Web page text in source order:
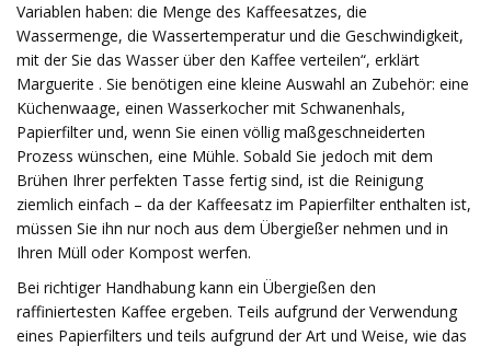
Variablen haben: die Menge des Kaffeesatzes, die
Wassermenge, die Wassertemperatur und die Geschwindigkeit,
mit der Sie das Wasser über den Kaffee verteilen“, erklärt
Marguerite . Sie benötigen eine kleine Auswahl an Zubehör: eine
Küchenwaage, einen Wasserkocher mit Schwanenhals,
Papierfilter und, wenn Sie einen völlig maßgeschneiderten
Prozess wünschen, eine Mühle. Sobald Sie jedoch mit dem
Brühen Ihrer perfekten Tasse fertig sind, ist die Reinigung
ziemlich einfach – da der Kaffeesatz im Papierfilter enthalten ist,
müssen Sie ihn nur noch aus dem Übergießer nehmen und in
Ihren Müll oder Kompost werfen.
Bei richtiger Handhabung kann ein Übergießen den
raffiniertesten Kaffee ergeben. Teils aufgrund der Verwendung
eines Papierfilters und teils aufgrund der Art und Weise, wie das